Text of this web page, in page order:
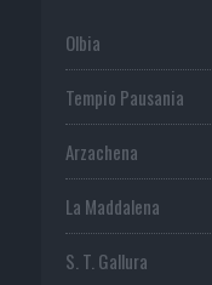
Olbia
Tempio Pausania
Arzachena
La Maddalena
S. T. Gallura